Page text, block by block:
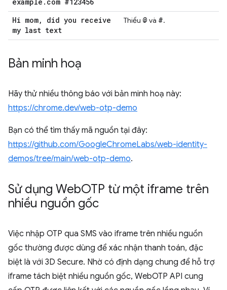
Hi mom,
did you receive
my last text
Thiếu @ và #.
Bản minh hoạ
Hãy thử nhiều thông báo với bản minh hoạ này:
https://chrome.dev/web-otp-demo
Bạn có thể tìm thấy mã nguồn tại đây:
https://github.com/GoogleChromeLabs/web-identity-
demos/tree/main/web-otp-demo.
Sử dụng WebOTP từ một iframe trên
nhiều nguồn gốc
Việc nhập OTP qua SMS vào iframe trên nhiều nguồn
gốc thường được dùng để xác nhận thanh toán, đặc
biệt là với 3D Secure. Nhờ có định dạng chung để hỗ trợ
iframe tách biệt nhiều nguồn gốc, WebOTP API cung